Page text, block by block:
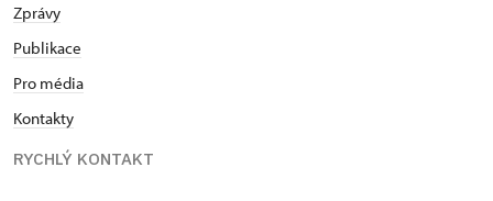
Zprávy
Publikace
Pro média
Kontakty
RYCHLÝ KONTAKT